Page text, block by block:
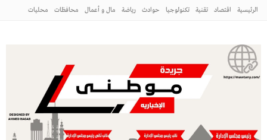
الرئيسية اقتصاد تقنية تكنولوجيا حوادث رياضة مال و أعمال محافظات محليات